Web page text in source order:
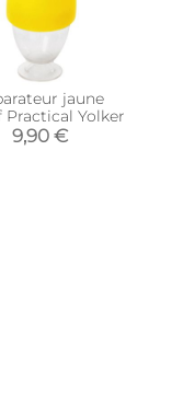
jaune
Practical Yolker
9,90 €